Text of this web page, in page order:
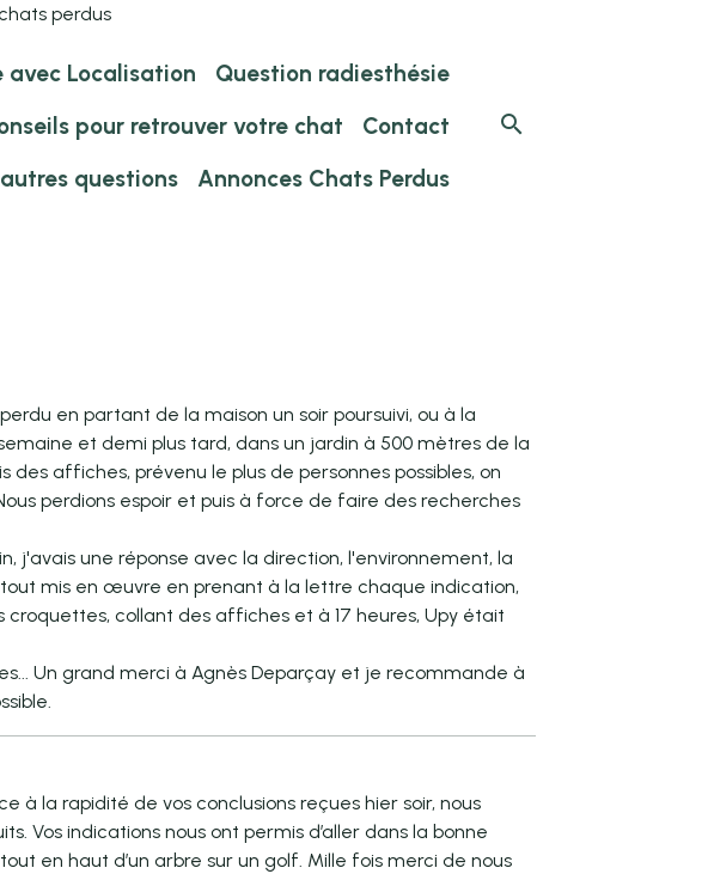
perdus
avec Localisation
Question radiesthésie
pour retrouver votre chat
Contact
questions
Annonces Chats Perdus
en partant de la maison un soir poursuivi, ou à la
et demi plus tard, dans un jardin à 500 mètres de la
affiches, prévenu le plus de personnes possibles, on
perdions espoir et puis à force de faire des recherches
j'avais une réponse avec la direction, l'environnement, la
mis en œuvre en prenant à la lettre chaque indication,
collant des affiches et à 17 heures, Upy était
Un grand merci à Agnès Deparçay et je recommande à
à la rapidité de vos conclusions reçues hier soir, nous
Vos indications nous ont permis d’aller dans la bonne
en haut d’un arbre sur un golf. Mille fois merci de nous